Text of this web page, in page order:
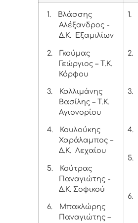
1.
Βλάσσης
Αλέξανδρος -
Δ.Κ. Εξαμιλίων
2.
Γκούμας
Γεώργιος – Τ.Κ.
Κόρφου
3.
Καλλιμάνης
Βασίλης – Τ.Κ.
Αγιονορίου
4.
Κουλούκης
Χαράλαμπος –
Δ.Κ. Λεχαίου
5.
Κούτρας
Παναγιώτης -
Δ.Κ. Σοφικού
6.
Μπακλώρης
Παναγιώτης –
1.
2.
3.
4.
5.
6.